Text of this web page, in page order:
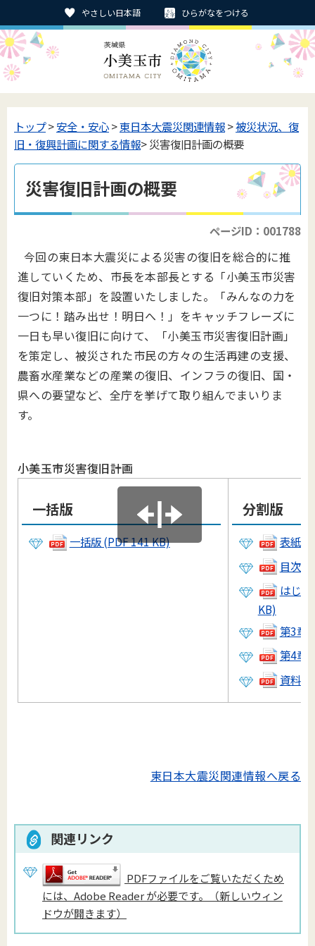
やさしい日本語 ひらがなをつける
トップ>安全・安心>東日本大震災関連情報>被災状況、復
旧・復興計画に関する情報> 災害復旧計画の概要
災害復旧計画の概要
ページID：001788
今回の東日本大震災による災害の復旧を総合的に推
進していくため、市長を本部長とする「小美玉市災害
復旧対策本部」を設置いたしました。「みんなの力を
一つに！踏み出せ！明日へ！」をキャッチフレーズに
一日も早い復旧に向けて、「小美玉市災害復旧計画」
を策定し、被災された市民の方々の生活再建の支援、
農畜水産業などの産業の復旧、インフラの復旧、国・
県への要望など、全庁を挙げて取り組んでまいりま
す。
小美玉市災害復旧計画
一括版
一括版 (PDF 141 KB)
分割版
表紙
目次
はじ
KB)
第3章
第4章
資料
東日本大震災関連情報へ戻る
関連リンク
PDFファイルをご覧いただくため
には、Adobe Reader が必要です。（新しいウィン
ドウが開きます）